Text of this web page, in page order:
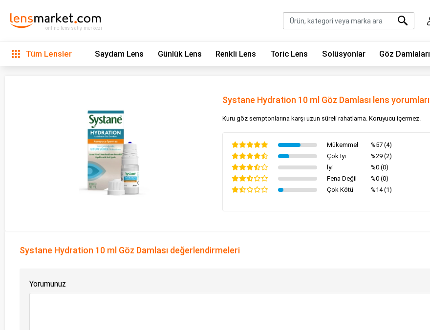
online lens satış merkezi
Tüm Lensler Saydam Lens Günlük Lens Renkli Lens Toric Lens Solüsyonlar Göz Damlaları
Systane Hydration 10 ml Göz Damlası lens yorumları
Kuru göz semptonlarına karşı uzun süreli rahatlama. Koruyucu içermez.
Mükemmel
%57 (4)
Çok İyi
%29 (2)
İyi
%0 (0)
Fena Değil
%0 (0)
Çok Kötü
%14 (1)
Systane Hydration 10 ml Göz Damlası değerlendirmeleri
Yorumunuz